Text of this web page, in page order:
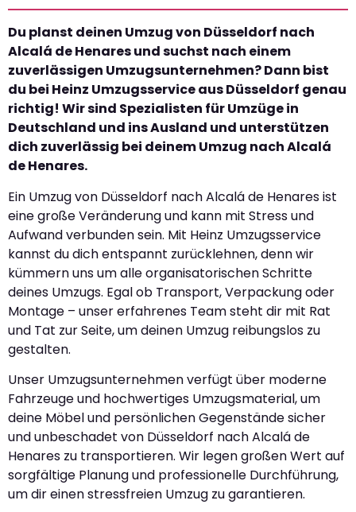
Du planst deinen Umzug von Düsseldorf nach
Alcalá de Henares und suchst nach einem
zuverlässigen Umzugsunternehmen? Dann bist
du bei Heinz Umzugsservice aus Düsseldorf genau
richtig! Wir sind Spezialisten für Umzüge in
Deutschland und ins Ausland und unterstützen
dich zuverlässig bei deinem Umzug nach Alcalá
de Henares.
Ein Umzug von Düsseldorf nach Alcalá de Henares ist
eine große Veränderung und kann mit Stress und
Aufwand verbunden sein. Mit Heinz Umzugsservice
kannst du dich entspannt zurücklehnen, denn wir
kümmern uns um alle organisatorischen Schritte
deines Umzugs. Egal ob Transport, Verpackung oder
Montage – unser erfahrenes Team steht dir mit Rat
und Tat zur Seite, um deinen Umzug reibungslos zu
gestalten.
Unser Umzugsunternehmen verfügt über moderne
Fahrzeuge und hochwertiges Umzugsmaterial, um
deine Möbel und persönlichen Gegenstände sicher
und unbeschadet von Düsseldorf nach Alcalá de
Henares zu transportieren. Wir legen großen Wert auf
sorgfältige Planung und professionelle Durchführung,
um dir einen stressfreien Umzug zu garantieren.